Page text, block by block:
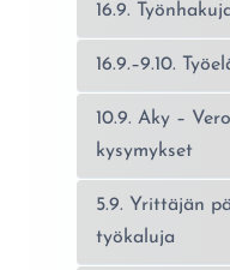
16.9.
16.9.–9.10.
10.9. Aky –
kysymykset
5.9. Yrittäjän
työkaluja